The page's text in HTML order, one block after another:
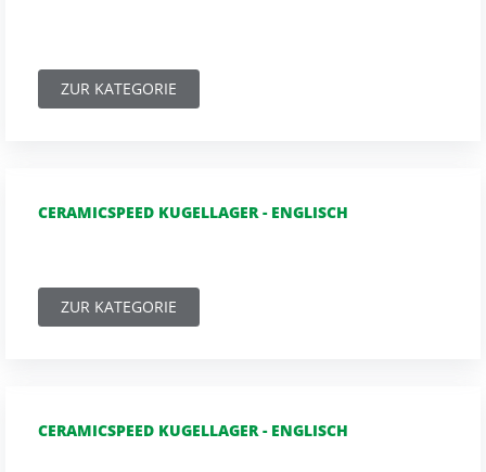
ZUR KATEGORIE
CERAMICSPEED KUGELLAGER - ENGLISCH
ZUR KATEGORIE
CERAMICSPEED KUGELLAGER - ENGLISCH